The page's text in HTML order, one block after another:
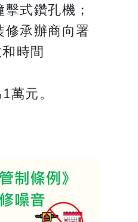
式鑽孔機；
承辦商向署
時間
元。